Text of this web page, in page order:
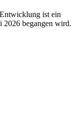
ist ein
2026 begangen wird.